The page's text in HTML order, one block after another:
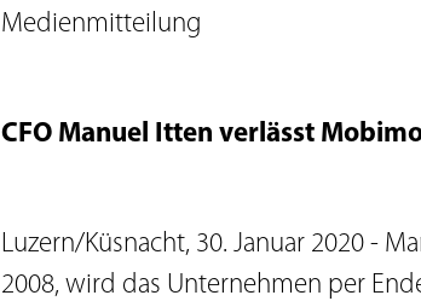
Verwaltungsrat
Medienmitteilung
CFO Manuel Itten verlässt
Luzern/Küsnacht, 30. Januar 2020 -
2008, wird das Unternehmen per